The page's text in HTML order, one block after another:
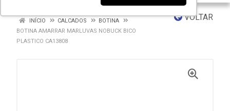
VOLTAR
INÍCIO CALCADOS
BOTINA
BOTINA AMARRAR MARLUVAS NOBUCK BICO
PLASTICO CA13808